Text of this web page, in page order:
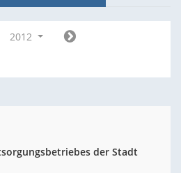
2012
der Stadt